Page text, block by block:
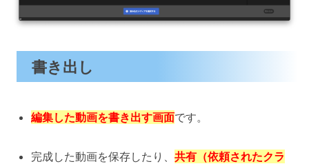
書き出し
編集した動画を書き出す画面です。
完成した動画を保存したり、共有（依頼されたクラ